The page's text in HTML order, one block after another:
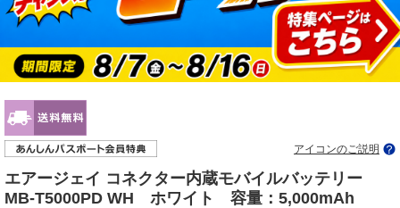
アイコンのご説明
エアージェイ コネクター内蔵モバイルバッテリー
MB-T5000PD WH ホワイト 容量：5,000mAh